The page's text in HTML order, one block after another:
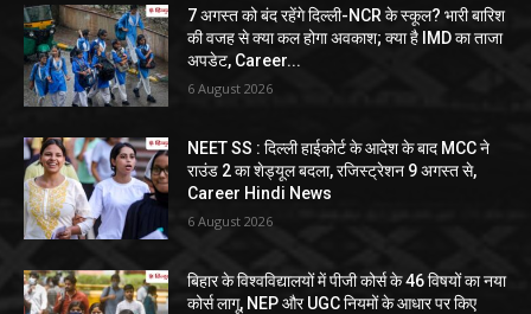
7 अगस्त को बंद रहेंगे दिल्ली-NCR के स्कूल? भारी बारिश
की वजह से क्या कल होगा अवकाश; क्या है IMD का ताजा
अपडेट, Career...
6 August 2026
NEET SS : दिल्ली हाईकोर्ट के आदेश के बाद MCC ने
राउंड 2 का शेड्यूल बदला, रजिस्ट्रेशन 9 अगस्त से,
Career Hindi News
6 August 2026
बिहार के विश्वविद्यालयों में पीजी कोर्स के 46 विषयों का नया
कोर्स लागू, NEP और UGC नियमों के आधार पर किए